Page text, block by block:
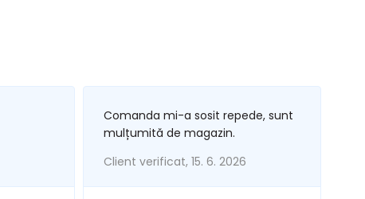
Comanda mi-a sosit repede, sunt
mulțumită de magazin.
Client verificat, 15. 6. 2026